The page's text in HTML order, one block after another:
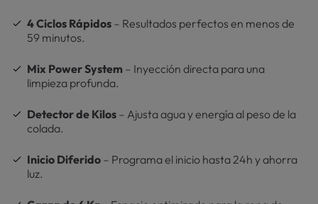
4 Ciclos Rápidos – Resultados perfectos en menos de
59 minutos.
Mix Power System – Inyección directa para una
limpieza profunda.
Detector de Kilos – Ajusta agua y energía al peso de la
colada.
Inicio Diferido – Programa el inicio hasta 24h y ahorra
luz.